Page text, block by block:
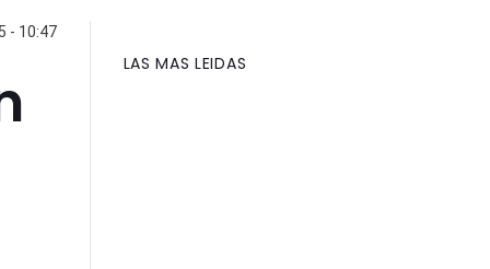
- 10:47
LAS MAS LEIDAS